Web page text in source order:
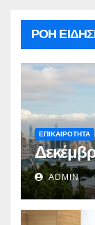
ΡΟΗ
ΕΠΙΚΑΙΡΟΤΗΤΑ
ADMIN